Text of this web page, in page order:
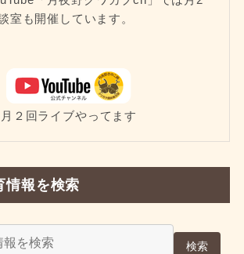
室も開催しています。
月２回ライブやってます
情報を検索
検索